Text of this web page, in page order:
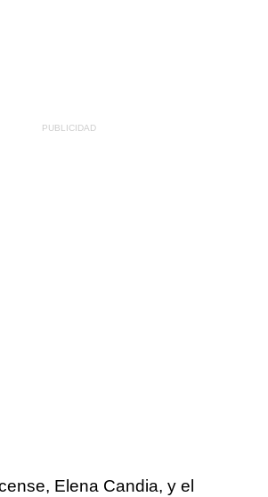
Elena Candia, y el